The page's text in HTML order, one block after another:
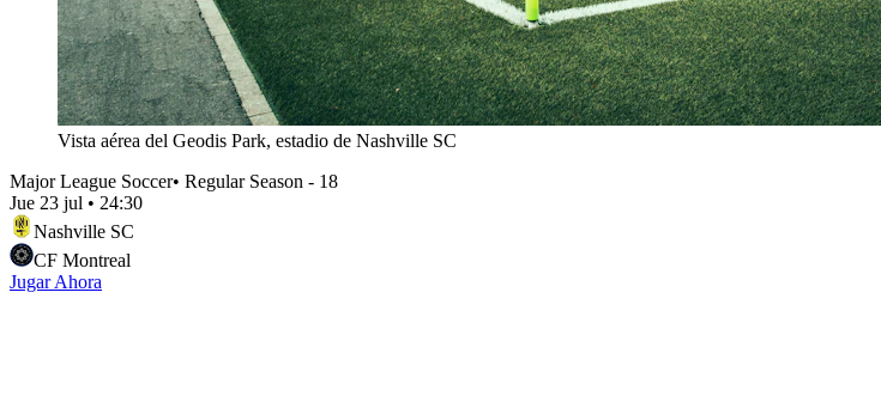
Vista aérea del Geodis Park, estadio de Nashville SC
Major League Soccer• Regular Season - 18
Jue 23 jul • 24:30
Nashville SC
CF Montreal
Jugar Ahora